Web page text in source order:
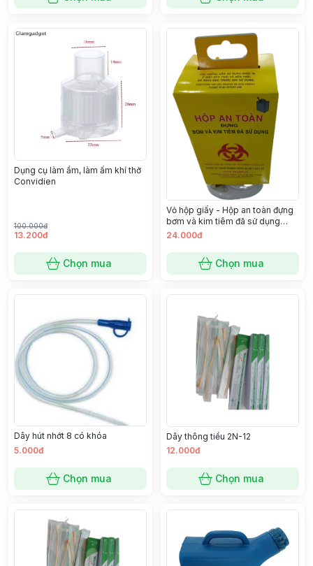
Dụng cụ làm ẩm, làm ấm khí thở
Convidien
100.000đ
13.200đ
Chọn mua
Vỏ hộp giấy - Hộp an toàn đựng
bơm và kim tiêm đã sử dụng
(Thùng hủy kim giấy)
24.000đ
Chọn mua
Dây hút nhớt 8 có khóa
5.000đ
Chọn mua
Dây thông tiểu 2N-12
12.000đ
Chọn mua